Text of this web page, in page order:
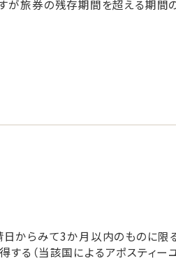
が旅券の残存期間を超える期間
からみて3か月以内のものに限る
る（当該国によるアポスティー